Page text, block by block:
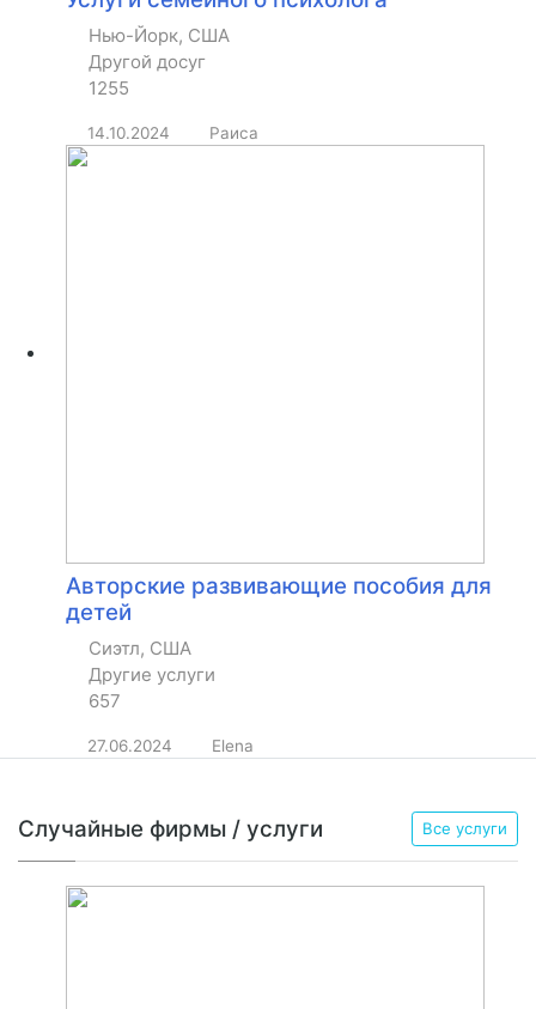
Нью-Йорк, США
Другой досуг
1255
14.10.2024 Раиса
Авторские развивающие пособия для
детей
Сиэтл, США
Другие услуги
657
27.06.2024 Elena
Случайные фирмы / услуги Все услуги